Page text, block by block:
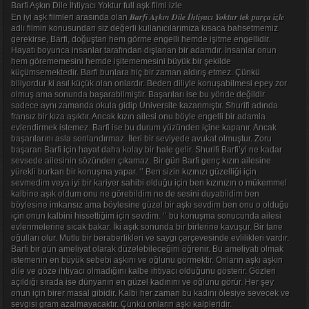
Barfi Aşkın Dile İhtiyacı Yoktur full aşk filmi izle
En iyi aşk filmleri arasında olan Barfi Aşkın Dile İhtiyacı Yoktur tek parça izle
adlı filmin konusundan siz değerli kullanıcılarımıza kısaca bahsetmemiz
gerekirse, Barfi, doğuştan hem görme engelli hemde işitme engellidir.
Hayatı boyunca insanlar tarafından dışlanan bir adamdır. İnsanlar onun
hem görememesini hemde işitememesini büyük bir şekilde
küçümsemektedir. Barfi bunlara hiç bir zaman aldırış etmez. Çünkü
biliyordur ki asıl küçük olan onlardır. Beden diliyle konuşabilmesi epey zor
olmuş ama sonunda başarabilmiştir. Başarıları ise bu yönde değildir
sadece aynı zamanda okula gidip Üniversite kazanmıştır. Shurifi adında
fransız bir kıza aşıktır. Ancak kızın ailesi onu böyle engelli bir adamla
evlendirmek istemez. Barfi ise bu durum yüzünden içine kapanır. Ancak
başarılarını asla sonlandırmaz. İleri bir seviyede avukat olmuştur. Zoru
başaran Barfi için hayat daha kolay bir hale gelir. Shurifi Barfi’yi ne kadar
sevsede ailesinin sözünden çıkamaz. Bir gün Barfi genç kızın ailesine
yürekli burkan bir konuşma yapar. ‘’ Ben sizin kızınızı güzelliği için
sevmedim veya iyi bir kariyer sahibi olduğu için ben kızınızın o mükemmel
kalbine aşık oldum onu ne görebildim ne de sesini duyabildim ben
böylesine imkansız ama böylesine güzel bir aşkı sevdim ben onu o olduğu
için onun kalbini hissettiğim için sevdim. ‘’ bu konuşma sonucunda ailesi
evlenmelerine sıcak bakar. İki aşık sonunda bir birlerine kavuşur. Bir tane
oğulları olur. Mutlu bir beraberlikleri ve saygı çerçevesinde evlilikleri vardır.
Barfi bir gün ameliyat olarak düzelebileceğini öğrenir. Bu ameliyatı olmak
istemenin en büyük sebebi aşkını ve oğlunu görmektir. Onların aşkı aşkın
dile ve göze ihtiyacı olmadığını kalbe ihtiyacı olduğunu gösterir. Gözleri
açıldığı sırada ise dünyanın en güzel kadınını ve oğlunu görür. Her şey
onun için birer masal gibidir. Kalbi her zaman bu kadını ölesiye sevecek ve
sevgisi gram azalmayacaktır. Çünkü onların aşkı kalpleridir.